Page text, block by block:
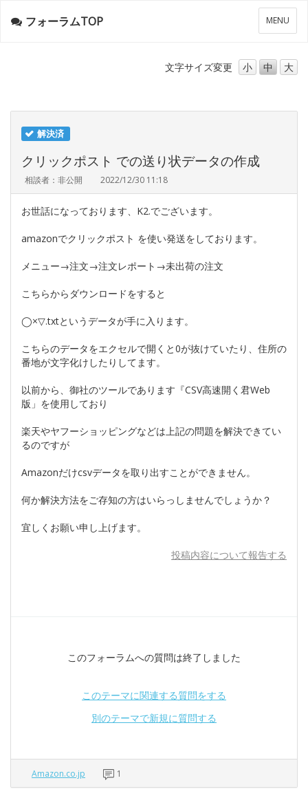
メ
ニ
ー
MENU
フォーラムTOP
文字サイズ変更 小 中 大
解決済
クリックポスト での送り状データの作成
相談者：非公開 2022/12/30 11:18
お世話になっております、K2.でございます。
amazonでクリックポスト を使い発送をしております。
メニュー→注文→注文レポート→未出荷の注文
こちらからダウンロードをすると
◯×▽.txtというデータが手に入ります。
こちらのデータをエクセルで開くと0が抜けていたり、住所の
番地が文字化けしたりしてます。
以前から、御社のツールであります『CSV高速開く君Web
版」を使用しており
楽天やヤフーショッピングなどは上記の問題を解決できてい
るのですが
Amazonだけcsvデータを取り出すことができません。
何か解決方法をご存知の方はいらっしませんでしょうか？
宜しくお願い申し上げます。
投稿内容について報告する
このフォーラムへの質問は終了しました
このテーマに関連する質問をする
別のテーマで新規に質問する
Amazon.co.jp 1